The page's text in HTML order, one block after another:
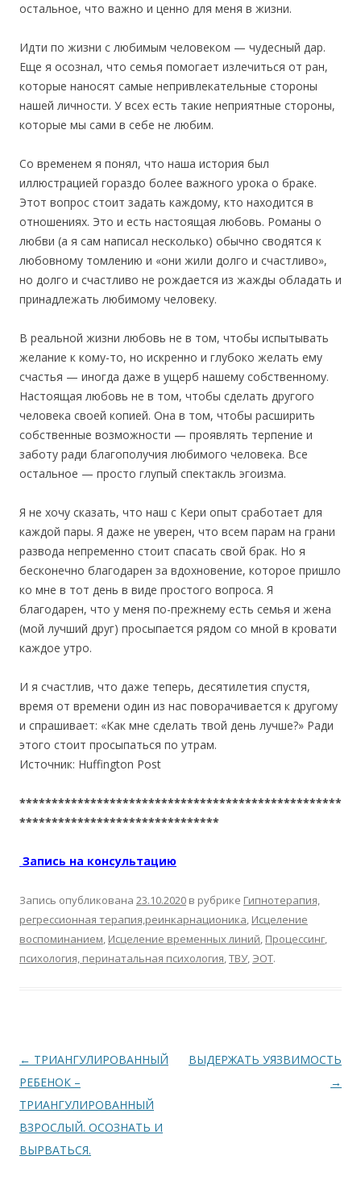
остальное, что важно и ценно для меня в жизни.
Идти по жизни с любимым человеком — чудесный дар.
Еще я осознал, что семья помогает излечиться от ран,
которые наносят самые непривлекательные стороны
нашей личности. У всех есть такие неприятные стороны,
которые мы сами в себе не любим.
Со временем я понял, что наша история был
иллюстрацией гораздо более важного урока о браке.
Этот вопрос стоит задать каждому, кто находится в
отношениях. Это и есть настоящая любовь. Романы о
любви (а я сам написал несколько) обычно сводятся к
любовному томлению и «они жили долго и счастливо»,
но долго и счастливо не рождается из жажды обладать и
принадлежать любимому человеку.
В реальной жизни любовь не в том, чтобы испытывать
желание к кому-то, но искренно и глубоко желать ему
счастья — иногда даже в ущерб нашему собственному.
Настоящая любовь не в том, чтобы сделать другого
человека своей копией. Она в том, чтобы расширить
собственные возможности — проявлять терпение и
заботу ради благополучия любимого человека. Все
остальное — просто глупый спектакль эгоизма.
Я не хочу сказать, что наш с Кери опыт сработает для
каждой пары. Я даже не уверен, что всем парам на грани
развода непременно стоит спасать свой брак. Но я
бесконечно благодарен за вдохновение, которое пришло
ко мне в тот день в виде простого вопроса. Я
благодарен, что у меня по-прежнему есть семья и жена
(мой лучший друг) просыпается рядом со мной в кровати
каждое утро.
И я счастлив, что даже теперь, десятилетия спустя,
время от времени один из нас поворачивается к другому
и спрашивает: «Как мне сделать твой день лучше?» Ради
этого стоит просыпаться по утрам.
Источник: Huffington Post
**************************************************
*******************************
Запись на консультацию
Запись опубликована 23.10.2020 в рубрике Гипнотерапия,
регрессионная терапия,реинкарнационика, Исцеление
воспоминанием, Исцеление временных линий, Процессинг,
психология, перинатальная психология,ТВУ, ЭОТ.
Навигация по записям
← ТРИАНГУЛИРОВАННЫЙ
РЕБЕНОК –
ТРИАНГУЛИРОВАННЫЙ
ВЗРОСЛЫЙ. ОСОЗНАТЬ И
ВЫРВАТЬСЯ.
ВЫДЕРЖАТЬ УЯЗВИМОСТЬ
→